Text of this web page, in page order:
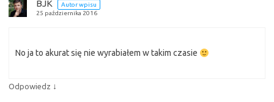
BJK
Autor wpisu
25 października 2016
No ja to akurat się nie wyrabiałem w takim czasie
Odpowiedz ↓